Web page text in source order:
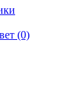
(0)